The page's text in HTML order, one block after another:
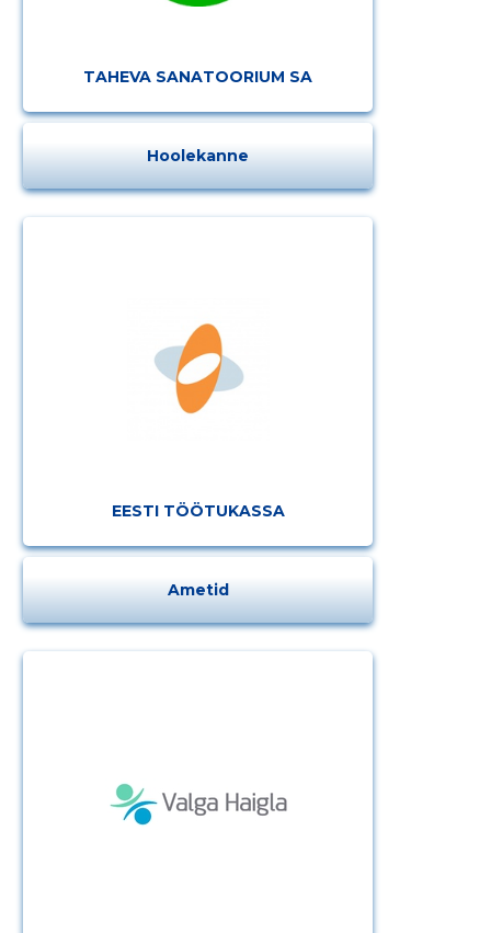
TAHEVA SANATOORIUM SA
Hoolekanne
EESTI TÖÖTUKASSA
Ametid